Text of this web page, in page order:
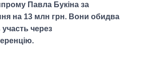
Павла Букіна за
на 13 млн грн. Вони обидва
через